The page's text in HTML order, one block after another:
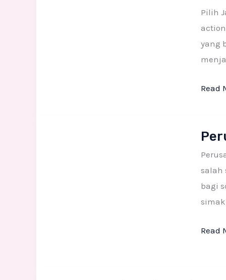
Pilih
yang
Figure
Read
salah
bagi
Fiber
Read